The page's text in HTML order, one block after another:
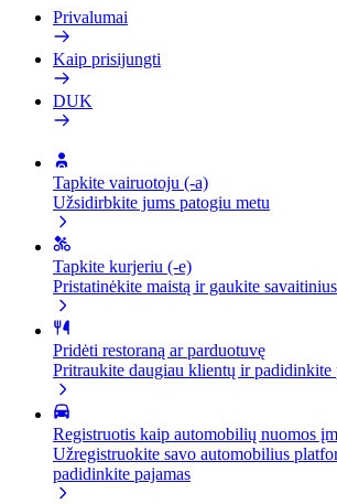
Privalumai
Kaip prisijungti
DUK
Tapkite vairuotoju (-a)
Užsidirbkite jums patogiu metu
Tapkite kurjeriu (-e)
Pristatinėkite maistą ir gaukite
Pridėti restoraną ar parduotuvę
Pritraukite daugiau klientų ir padidinkite
Registruotis kaip automobilių nuomos
Užregistruokite savo automobilius
padidinkite pajamas